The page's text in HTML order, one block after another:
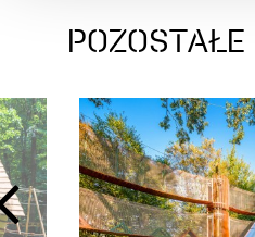
POZOSTAŁE